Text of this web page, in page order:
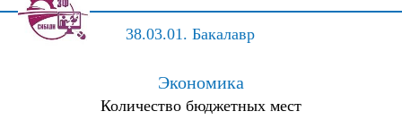
38.03.01. Бакалавр
Экономика
Количество бюджетных мест